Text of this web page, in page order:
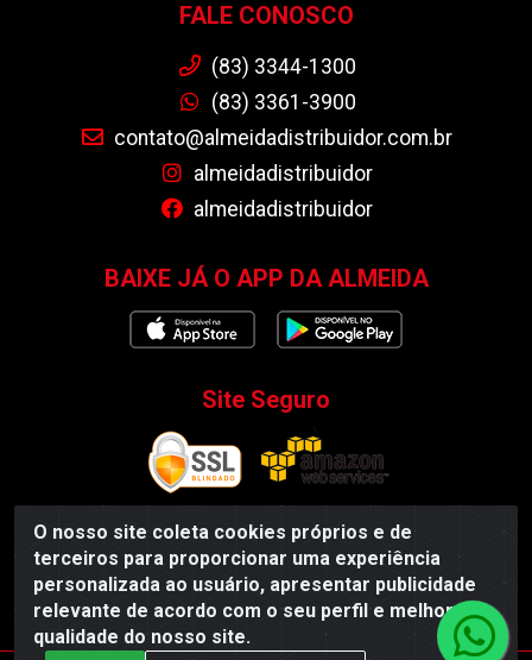
O nosso site coleta cookies próprios e de
terceiros para proporcionar uma experiência
personalizada ao usuário, apresentar publicidade
relevante de acordo com o seu perfil e melhorar a
qualidade do nosso site.
FALE CONOSCO
(83) 3344-1300
(83) 3361-3900
contato@almeidadistribuidor.com.br
almeidadistribuidor
almeidadistribuidor
BAIXE JÁ O APP DA ALMEIDA
Site Seguro
Almeida Distribuidor - Rodovia BR 104, S/N, Centro -
Esperança/PB - CEP 58135-000 - CNPJ 35.419.548/0001-55